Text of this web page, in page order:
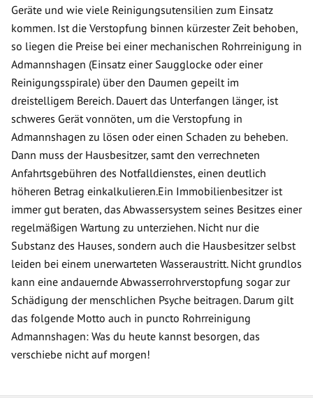
Geräte und wie viele Reinigungsutensilien zum Einsatz
kommen. Ist die Verstopfung binnen kürzester Zeit behoben,
so liegen die Preise bei einer mechanischen Rohrreinigung in
Admannshagen (Einsatz einer Saugglocke oder einer
Reinigungsspirale) über den Daumen gepeilt im
dreistelligem Bereich. Dauert das Unterfangen länger, ist
schweres Gerät vonnöten, um die Verstopfung in
Admannshagen zu lösen oder einen Schaden zu beheben.
Dann muss der Hausbesitzer, samt den verrechneten
Anfahrtsgebühren des Notfalldienstes, einen deutlich
höheren Betrag einkalkulieren.Ein Immobilienbesitzer ist
immer gut beraten, das Abwassersystem seines Besitzes einer
regelmäßigen Wartung zu unterziehen. Nicht nur die
Substanz des Hauses, sondern auch die Hausbesitzer selbst
leiden bei einem unerwarteten Wasseraustritt. Nicht grundlos
kann eine andauernde Abwasserrohrverstopfung sogar zur
Schädigung der menschlichen Psyche beitragen. Darum gilt
das folgende Motto auch in puncto Rohrreinigung
Admannshagen: Was du heute kannst besorgen, das
verschiebe nicht auf morgen!